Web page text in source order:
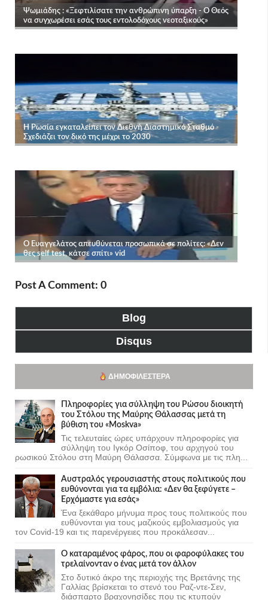
Post A Comment: 0
Blog
Disqus
ΔΗΜΟΦΙΛΈΣΤΕΡΑ
Πληροφορίες για σύλληψη του Ρώσου διοικητή
του Στόλου της Mαύρης Θάλασσας μετά τη
βύθιση του «Moskva»
Τις τελευταίες ώρες υπάρχουν πληροφορίες για
σύλληψη του Ιγκόρ Οσίποφ, του αρχηγού του
ρωσικού Στόλου στη Μαύρη Θάλασσα. Σύμφωνα με τις πλη...
Αυστραλός γερουσιαστής στους πολιτικούς που
ευθύνονται για τα εμβόλια: «Δεν θα ξεφύγετε –
Ερχόμαστε για εσάς»
Ένα ξεκάθαρο μήνυμα προς τους πολιτικούς που
ευθύνονται για τους μαζικούς εμβολιασμούς για
τον Covid-19 και τις παρενέργειες που προκάλεσαν...
Ο καταραμένος φάρος, που οι φαροφύλακες του
τρελαίνονταν ο ένας μετά τον άλλον
Στο δυτικό άκρο της περιοχής της Βρετάνης της
Γαλλίας βρίσκεται το στενό του Ραζ-ντε-Σεν,
διάσπαρτο βραχονησίδες που τις κτυπούν